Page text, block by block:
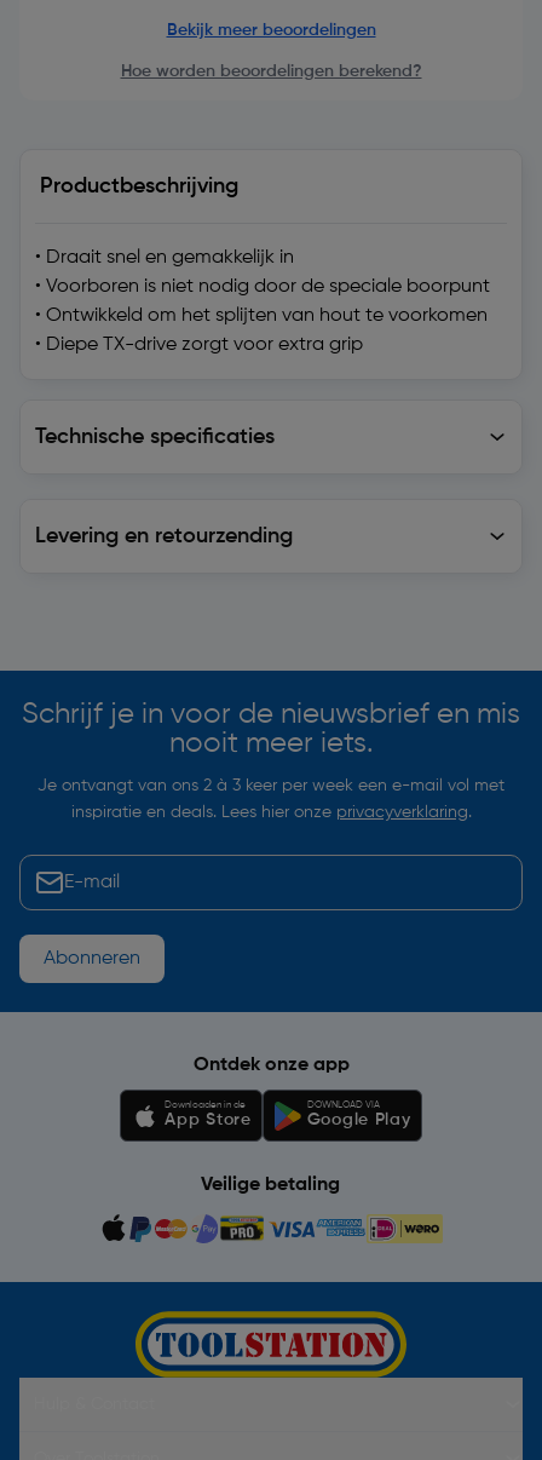
Bekijk meer beoordelingen
Hoe worden beoordelingen berekend?
Productbeschrijving
• Draait snel en gemakkelijk in
• Voorboren is niet nodig door de speciale boorpunt
• Ontwikkeld om het splijten van hout te voorkomen
• Diepe TX-drive zorgt voor extra grip
Technische specificaties
Levering en retourzending
Schrijf je in voor de nieuwsbrief en mis
nooit meer iets.
Je ontvangt van ons 2 à 3 keer per week een e-mail vol met
inspiratie en deals. Lees hier onze privacyverklaring.
Abonneren
Ontdek onze app
Downloaden in de
App Store
DOWNLOAD VIA
Google Play
Veilige betaling